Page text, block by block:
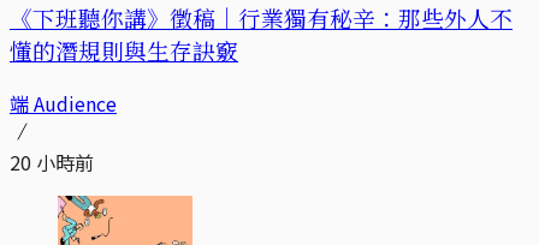
《下班聽你講》徵稿｜行業獨有秘辛：那些外人不
懂的潛規則與生存訣竅
端 Audience
20 小時前